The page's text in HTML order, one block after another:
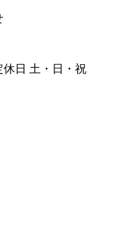
休日 土・日・祝